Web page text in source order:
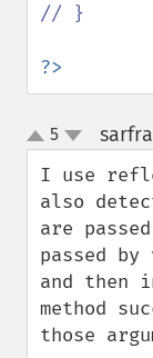
// }
?>
up
down
5
I use
also
are
passed by
and
method
those